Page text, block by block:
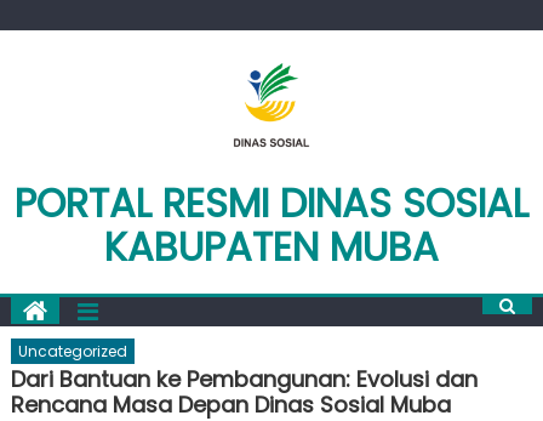
PORTAL RESMI DINAS SOSIAL
KABUPATEN MUBA
Uncategorized
Dari Bantuan ke Pembangunan: Evolusi dan
Rencana Masa Depan Dinas Sosial Muba